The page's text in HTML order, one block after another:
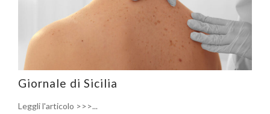
Giornale di Sicilia
Leggli l'articolo >>>...